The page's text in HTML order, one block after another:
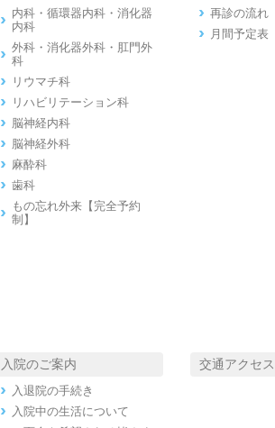
内科・循環器内科・消化器
内科
外科・消化器外科・肛門外
科
リウマチ科
リハビリテーション科
脳神経内科
脳神経外科
麻酔科
歯科
もの忘れ外来【完全予約
制】
再診の流れ
月間予定表
入院のご案内
入退院の手続き
入院中の生活について
交通アクセス